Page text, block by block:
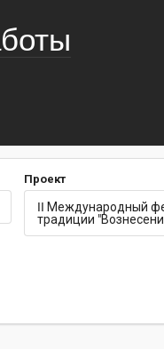
Проект
II Международный
традиции